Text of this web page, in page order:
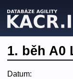
1. běh A0
Datum: